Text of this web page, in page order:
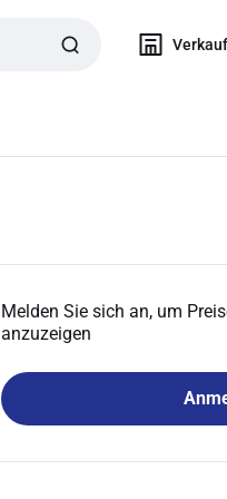
Melden Sie sich an, um
anzuzeigen